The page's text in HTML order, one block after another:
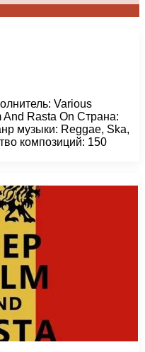
Various
Rasta On Страна:
музыки: Reggae, Ska,
композиций: 150